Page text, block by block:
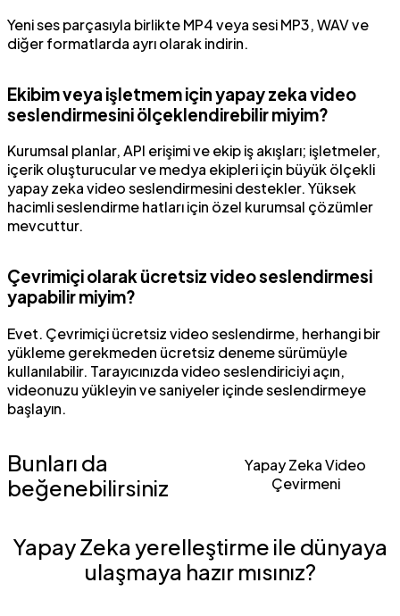
Yeni ses parçasıyla birlikte MP4 veya sesi MP3, WAV ve
diğer formatlarda ayrı olarak indirin.
Ekibim veya işletmem için yapay zeka video
seslendirmesini ölçeklendirebilir miyim?
Kurumsal planlar, API erişimi ve ekip iş akışları; işletmeler,
içerik oluşturucular ve medya ekipleri için büyük ölçekli
yapay zeka video seslendirmesini destekler. Yüksek
hacimli seslendirme hatları için özel kurumsal çözümler
mevcuttur.
Çevrimiçi olarak ücretsiz video seslendirmesi
yapabilir miyim?
Evet. Çevrimiçi ücretsiz video seslendirme, herhangi bir
yükleme gerekmeden ücretsiz deneme sürümüyle
kullanılabilir. Tarayıcınızda video seslendiriciyi açın,
videonuzu yükleyin ve saniyeler içinde seslendirmeye
başlayın.
Bunları da
beğenebilirsiniz
Yapay Zeka Video
Çevirmeni
Yapay Zeka yerelleştirme ile dünyaya
ulaşmaya hazır mısınız?